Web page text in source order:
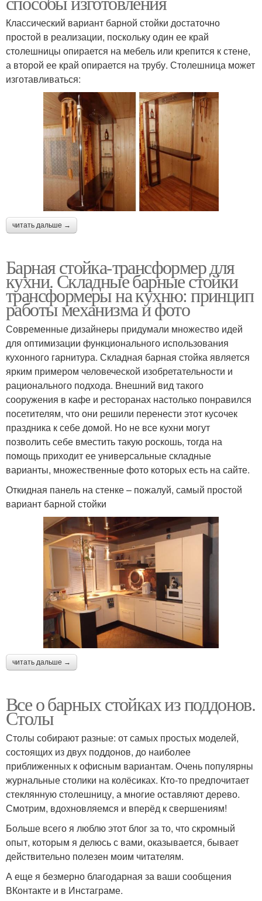
Классический вариант барной стойки достаточно
простой в реализации, поскольку один ее край
столешницы опирается на мебель или крепится к стене,
а второй ее край опирается на трубу. Столешница может
изготавливаться:
читать дальше →
Барная стойка-трансформер для
кухни. Складные барные стойки
трансформеры на кухню: принцип
работы механизма и фото
Современные дизайнеры придумали множество идей
для оптимизации функционального использования
кухонного гарнитура. Складная барная стойка является
ярким примером человеческой изобретательности и
рационального подхода. Внешний вид такого
сооружения в кафе и ресторанах настолько понравился
посетителям, что они решили перенести этот кусочек
праздника к себе домой. Но не все кухни могут
позволить себе вместить такую роскошь, тогда на
помощь приходит ее универсальные складные
варианты, множественные фото которых есть на сайте.
Откидная панель на стенке – пожалуй, самый простой
вариант барной стойки
читать дальше →
Все о барных стойках из поддонов.
Столы
Столы собирают разные: от самых простых моделей,
состоящих из двух поддонов, до наиболее
приближенных к офисным вариантам. Очень популярны
журнальные столики на колёсиках. Кто-то предпочитает
стеклянную столешницу, а многие оставляют дерево.
Смотрим, вдохновляемся и вперёд к свершениям!
Больше всего я люблю этот блог за то, что скромный
опыт, которым я делюсь с вами, оказывается, бывает
действительно полезен моим читателям.
А еще я безмерно благодарная за ваши сообщения
ВКонтакте и в Инстаграме.